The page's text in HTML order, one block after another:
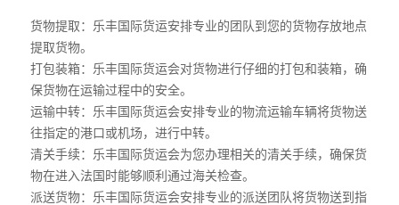
货物提取：乐丰国际货运安排专业的团队到您的货物存放地点
提取货物。
打包装箱：乐丰国际货运会对货物进行仔细的打包和装箱，确
保货物在运输过程中的安全。
运输中转：乐丰国际货运会安排专业的物流运输车辆将货物送
往指定的港口或机场，进行中转。
清关手续：乐丰国际货运会为您办理相关的清关手续，确保货
物在进入法国时能够顺利通过海关检查。
派送货物：乐丰国际货运会安排专业的派送团队将货物送到指